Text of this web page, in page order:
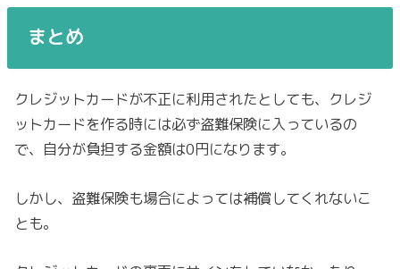
まとめ
クレジットカードが不正に利用されたとしても、クレジ
ットカードを作る時には必ず盗難保険に入っているの
で、自分が負担する金額は0円になります。
しかし、盗難保険も場合によっては補償してくれないこ
とも。